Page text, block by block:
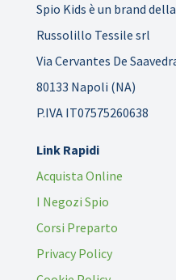
Spio Kids è un brand della
Russolillo Tessile srl
Via Cervantes De
80133 Napoli (NA)
P.IVA IT07575260638
Link Rapidi
Acquista Online
I Negozi Spio
Corsi Preparto
Privacy Policy